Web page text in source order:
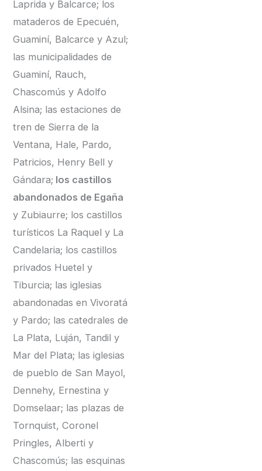
Laprida y Balcarce; los
mataderos de Epecuén,
Guaminí, Balcarce y Azul;
las municipalidades de
Guaminí, Rauch,
Chascomús y Adolfo
Alsina; las estaciones de
tren de Sierra de la
Ventana, Hale, Pardo,
Patricios, Henry Bell y
Gándara; los castillos
abandonados de Egaña
y Zubiaurre; los castillos
turísticos La Raquel y La
Candelaria; los castillos
privados Huetel y
Tiburcia; las iglesias
abandonadas en Vivoratá
y Pardo; las catedrales de
La Plata, Luján, Tandil y
Mar del Plata; las iglesias
de pueblo de San Mayol,
Dennehy, Ernestina y
Domselaar; las plazas de
Tornquist, Coronel
Pringles, Alberti y
Chascomús; las esquinas